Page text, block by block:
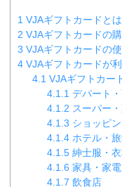
1 VJAギフトカードとは
2 VJAギフトカードの
3 VJAギフトカードの
4 VJAギフトカードが
4.1 VJAギフトカー
4.1.1 デパート
4.1.2 スーパー
4.1.3 ショッピ
4.1.4 ホテル・
4.1.5 紳士服・
4.1.6 家具・家電
4.1.7 飲食店